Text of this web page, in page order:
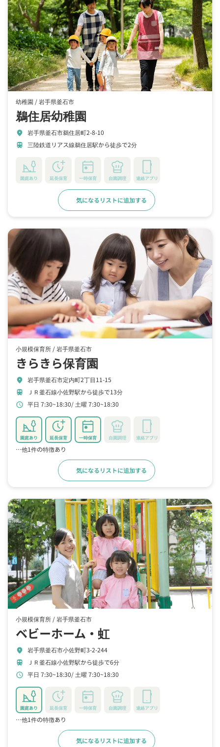
幼稚園 /岩手県釜石市
鵜住居幼稚園
location_on 岩手県釜石市鵜住居町2-8-10
train 三陸鉄道リアス線鵜住居駅から徒歩で2分
園庭あり 延長保育 一時保育 自園調理 連絡アプリ
気になるリストに追加する
小規模保育所 /岩手県釜石市
きらきら保育園
location_on 岩手県釜石市定内町2丁目11-15
train ＪＲ釜石線小佐野駅から徒歩で13分
schedule 平日 7:30~18:30 土曜 7:30~18:30
園庭あり 延長保育 一時保育 自園調理 連絡アプリ
…他1件の特徴あり
気になるリストに追加する
小規模保育所 /岩手県釜石市
ベビーホーム・虹
location_on 岩手県釜石市小佐野町3-2-244
train ＪＲ釜石線小佐野駅から徒歩で6分
schedule 平日 7:30~18:30 土曜 7:30~18:30
園庭あり 延長保育 一時保育 自園調理 連絡アプリ
…他1件の特徴あり
気になるリストに追加する